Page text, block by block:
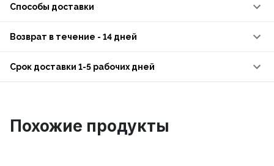
Способы доставки
Возврат в течение - 14 дней
Срок доставки 1-5 рабочих дней
Похожие продукты